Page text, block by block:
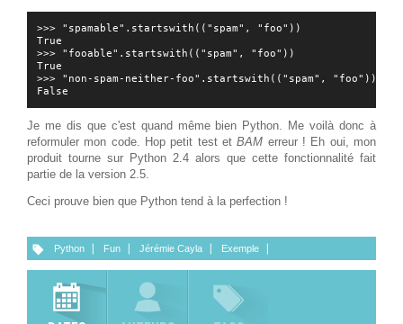
>>> "spamable".startswith(("spam", "foo"))
True
>>> "fooable".startswith(("spam", "foo"))
True
>>> "non-spam-neither-foo".startswith(("spam", "foo"))
Je me dis que c'est quand même bien Python. Me voilà donc à
reformuler mon code. Hop petit test etBAM erreur ! Eh oui, mon
produit tourne sur Python 2.4 alors que cette fonctionnalité fait
partie de la version 2.5.
Ceci prouve bien que Python tend à la perfection !
Python Fun Jérémie Cayla Exemple